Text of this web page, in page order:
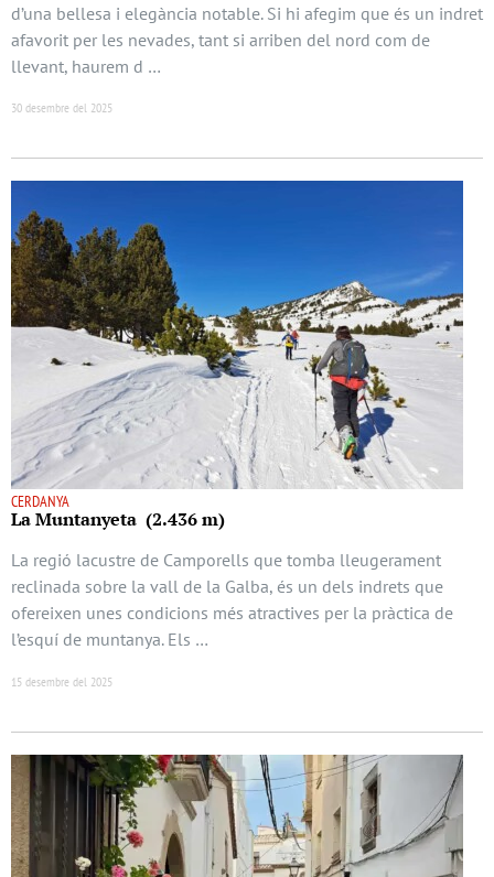
d’una bellesa i elegància notable. Si hi afegim que és un indret
afavorit per les nevades, tant si arriben del nord com de
llevant, haurem d …
30 desembre del 2025
CERDANYA
La Muntanyeta (2.436 m)
La regió lacustre de Camporells que tomba lleugerament
reclinada sobre la vall de la Galba, és un dels indrets que
ofereixen unes condicions més atractives per la pràctica de
l’esquí de muntanya. Els …
15 desembre del 2025